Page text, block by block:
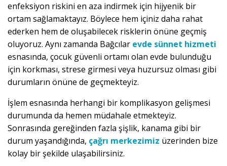
enfeksiyon riskini en aza indirmek için hijyenik bir
ortam sağlamaktayız. Böylece hem içiniz daha rahat
ederken hem de oluşabilecek risklerin önüne geçmiş
oluyoruz. Aynı zamanda Bağcılar evde sünnet hizmeti
esnasında, çocuk güvenli ortamı olan evde bulunduğu
için korkması, strese girmesi veya huzursuz olması gibi
durumların önüne de geçmekteyiz.
İşlem esnasında herhangi bir komplikasyon gelişmesi
durumunda da hemen müdahale etmekteyiz.
Sonrasında gereğinden fazla şişlik, kanama gibi bir
durum yaşandığında, çağrı merkezimiz üzerinden bize
kolay bir şekilde ulaşabilirsiniz.